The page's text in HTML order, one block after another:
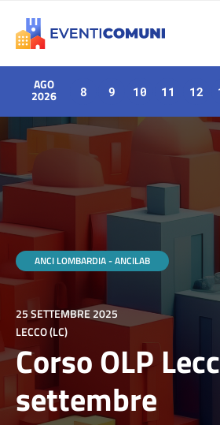
AGO
2026 8 9 10 11 12
ANCI LOMBARDIA - ANCILAB
25 SETTEMBRE 2025
LECCO (LC)
Corso OLP
settembre